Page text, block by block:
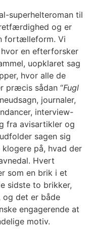
superhelteroman til
og er
fortælleform. Vi
en efterforsker
uopklaret sag
hvor alle de
præcis sådan “Fugl
journaler,
interview-
fra avisartikler og
sagen sig
på, hvad der
Hvert
som en brik i et
sidste to brikker,
det er både
engagerende at
motiv.